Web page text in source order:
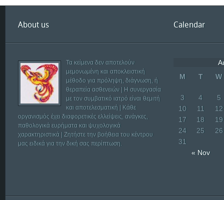
About us
Τα κείμενα δεν αποτελούν
μεμονωμένη και αποκλειστική
μέθοδο για πρόληψη, διάγνωση, ή
θεραπεία ασθενειών | Η συνεργασία
με τον συμβατικό ιατρό είναι θεμιτή
και αποτελεσματική | Κάθε
οργανισμός έχει διαφορετικές ελλείψεις, ανάγκες,
παθολογικά ευρήματα και ψυχολογικά
χαρακτηριστικά | Ζητήστε την βοήθεια του κέντρου
μας ειδικά για την δική σας περίπτωση.
Calendar
M
T W
« Nov
3 4
5
10
11
12
17
18
19
24
25
26
31